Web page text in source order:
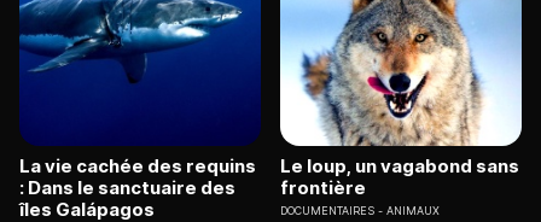
La vie cachée des requins
: Dans le sanctuaire des
îles Galápagos
Le loup, un vagabond sans
frontière
DOCUMENTAIRES ANIMAUX